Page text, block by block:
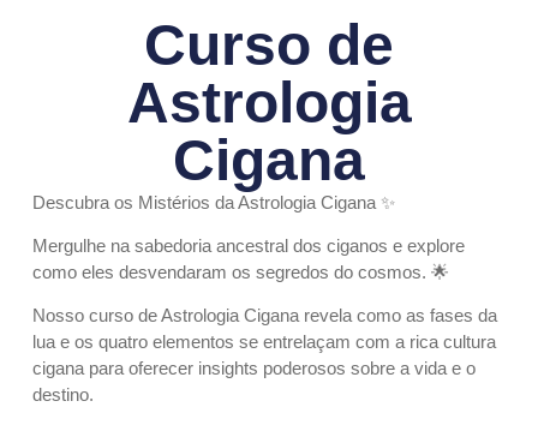
Curso de
Astrologia
Cigana
Descubra os Mistérios da Astrologia Cigana ✨
Mergulhe na sabedoria ancestral dos ciganos e explore
como eles desvendaram os segredos do cosmos. 🌟
Nosso curso de Astrologia Cigana revela como as fases da
lua e os quatro elementos se entrelaçam com a rica cultura
cigana para oferecer insights poderosos sobre a vida e o
destino.